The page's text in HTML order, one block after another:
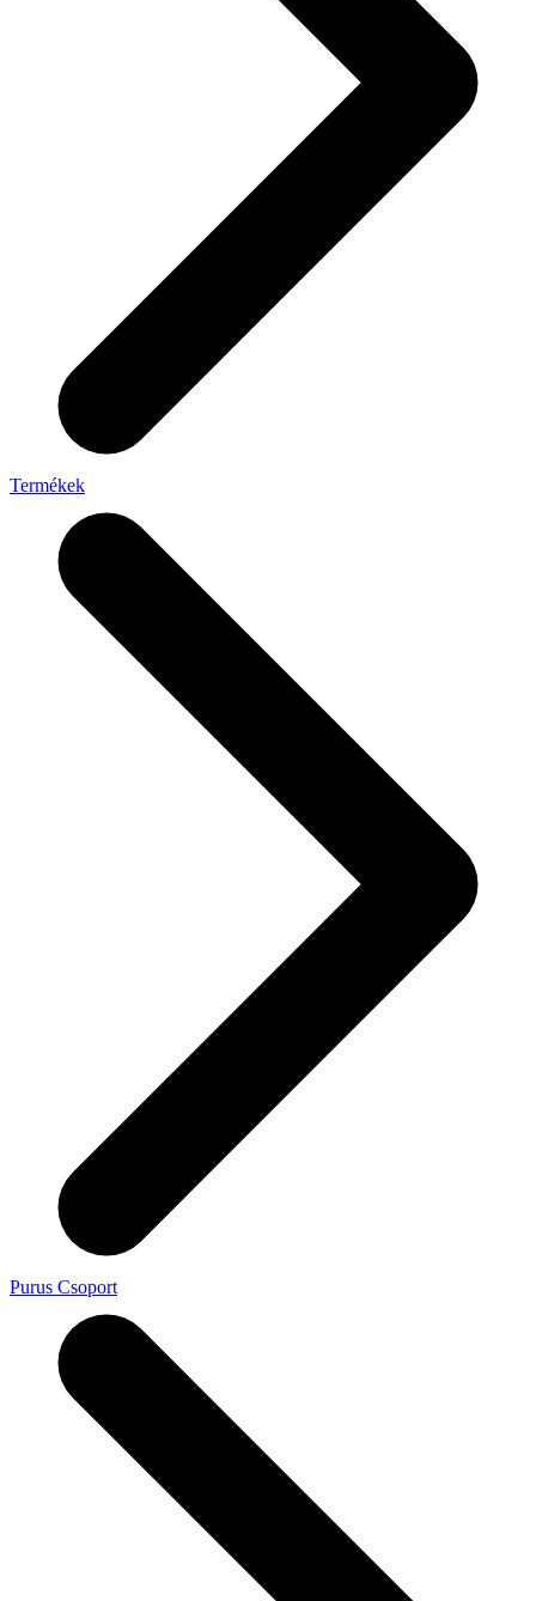
Termékek
Purus Csoport